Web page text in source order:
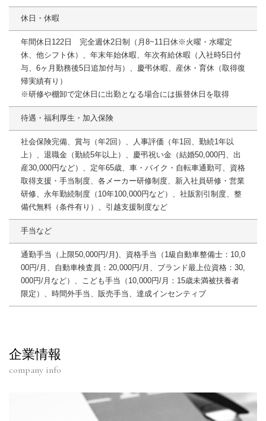
休日・休暇
年間休日122日 完全週休2日制（月8~11日休※火曜・水曜定
休、他シフト休）、年末年始休暇、年次有給休暇（入社時5日付
与、6ヶ月勤務後5日追加付与）、慶弔休暇、産休・育休（取得復
帰実績有り）
※研修や棚卸で定休日に出勤となる場合には振替休日を取得
待遇・福利厚生・加入保険
社会保険完備、賞与（年2回）、人事評価（年1回、勤続1年以
上）、退職金（勤続5年以上）、慶弔祝い金（結婚50,000円、出
産30,000円など）、定年65歳、車・バイク・自転車通勤可、資格
取得支援・手当制度、各メーカー研修制度、新入社員研修・営業
研修、永年勤続制度（10年100,000円など）、社販割引制度、整
備代無料（条件有り）、引越支援制度など
手当など
通勤手当（上限50,000円/月)、資格手当（1級自動車整備士：10,0
00円/月、自動車検査員：20,000円/月、ブランド最上位資格：30,
000円/月など）、こども手当（10,000円/月：15歳未満被扶養者
限定）、時間外手当、販売手当、達成インセンティブ
企業情報
company info